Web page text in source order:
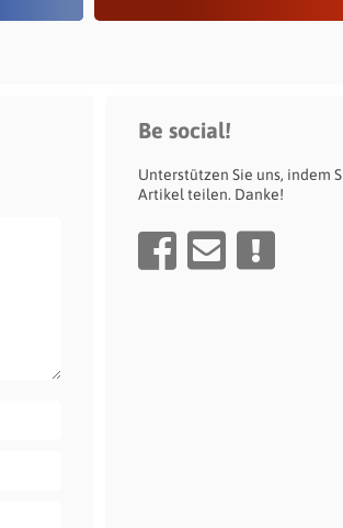
Be social!
Unterstützen Sie uns, indem
Artikel teilen. Danke!